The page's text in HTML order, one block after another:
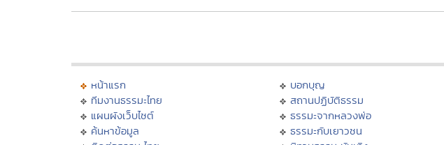
หน้าแรก
ทีมงานธรรมะไทย
แผนผังเว็บไซต์
ค้นหาข้อมูล
บอกบุญ
สถานปฏิบัติธรรม
ธรรมะจากหลวงพ่อ
ธรรมะกับเยาวชน